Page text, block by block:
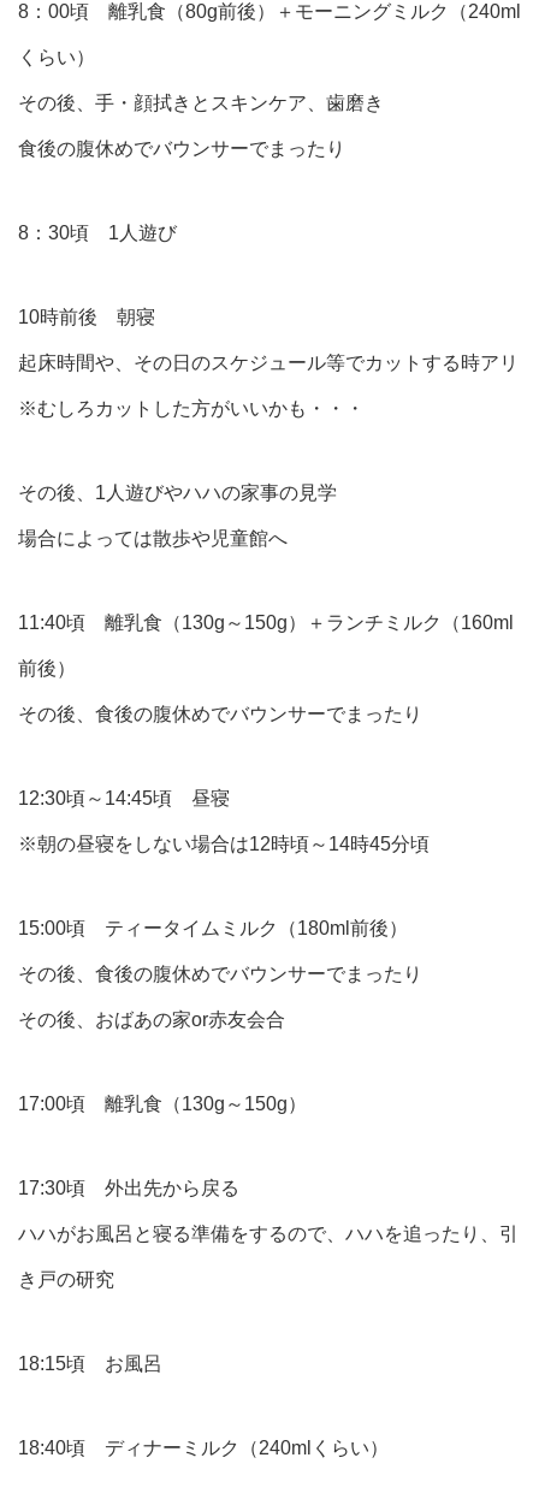
8：00頃 離乳食（80g前後）＋モーニングミルク（240ml
くらい）
その後、手・顔拭きとスキンケア、歯磨き
食後の腹休めでバウンサーでまったり
8：30頃 1人遊び
10時前後 朝寝
起床時間や、その日のスケジュール等でカットする時アリ
※むしろカットした方がいいかも・・・
その後、1人遊びやハハの家事の見学
場合によっては散歩や児童館へ
11:40頃 離乳食（130g～150g）＋ランチミルク（160ml
前後）
その後、食後の腹休めでバウンサーでまったり
12:30頃～14:45頃 昼寝
※朝の昼寝をしない場合は12時頃～14時45分頃
15:00頃 ティータイムミルク（180ml前後）
その後、食後の腹休めでバウンサーでまったり
その後、おばあの家or赤友会合
17:00頃 離乳食（130g～150g）
17:30頃 外出先から戻る
ハハがお風呂と寝る準備をするので、ハハを追ったり、引
き戸の研究
18:15頃 お風呂
18:40頃 ディナーミルク（240mlくらい）